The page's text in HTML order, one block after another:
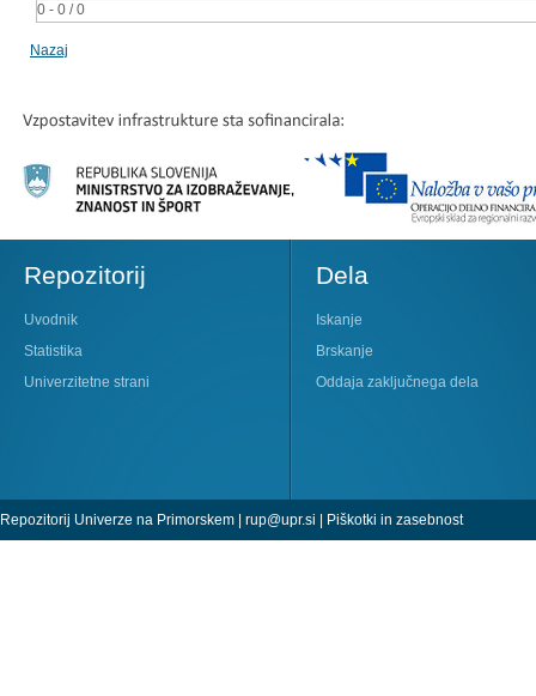
0 - 0 / 0
Nazaj
Repozitorij
Uvodnik
Statistika
Univerzitetne strani
Dela
Iskanje
Brskanje
Oddaja zaključnega dela
Repozitorij Univerze na Primorskem | rup@upr.si Piškotki in zasebnost